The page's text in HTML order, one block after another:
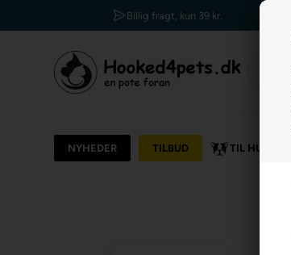
30 dages returret
NYHEDER TILBUD TIL HUND